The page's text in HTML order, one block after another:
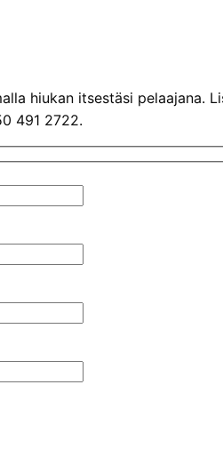
hiukan itsestäsi pelaajana.
491 2722.